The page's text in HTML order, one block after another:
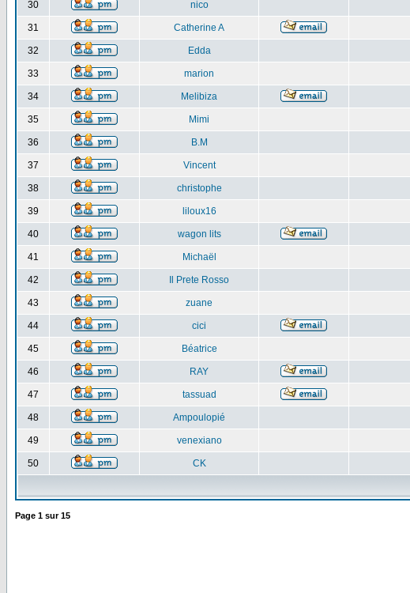
30 nico
31 Catherine A
32 Edda
33 marion
34 Melibiza
35 Mimi
36 B.M
37 Vincent
38 christophe
39 liloux16
40 wagon lits
41 Michaël
42 Il Prete Rosso
43 zuane
44 cici
45 Béatrice
46 RAY
47 tassuad
48 Ampoulopié
49 venexiano
50 CK
Page 1 sur15